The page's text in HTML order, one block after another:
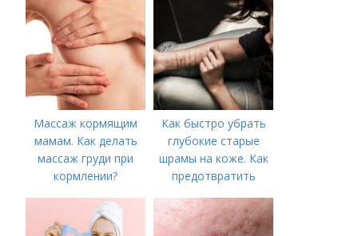
Массаж кормящим
мамам. Как делать
массаж груди при
кормлении?
Как быстро убрать
глубокие старые
шрамы на коже. Как
предотвратить